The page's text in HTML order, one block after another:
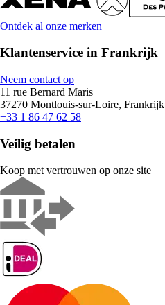
Ontdek al onze merken
Klantenservice in Frankrijk
Neem contact op
11 rue Bernard Maris
37270 Montlouis-sur-Loire, Frankrijk
+33 1 86 47 62 58
Veilig betalen
Koop met vertrouwen op onze site